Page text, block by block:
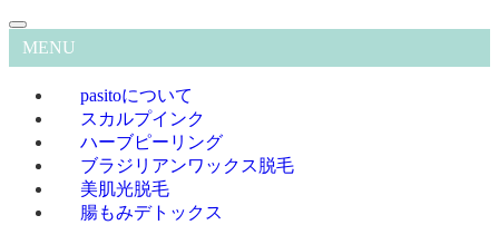
MENU
pasitoについて
スカルプインク
ハーブピーリング
ブラジリアンワックス脱毛
美肌光脱毛
腸もみデトックス